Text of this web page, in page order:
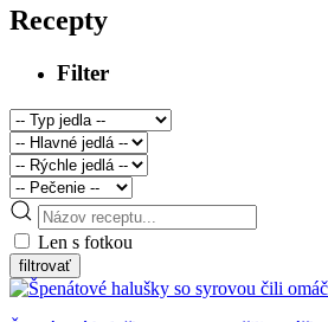
Recepty
Filter
Len s fotkou